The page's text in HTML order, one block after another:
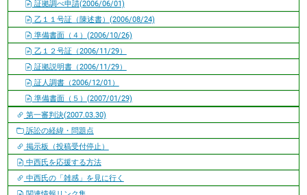
証拠調べ申請(2006/06/01)
乙１１号証（陳述書）(2006/08/24)
準備書面（４）(2006/10/26)
乙１２号証（2006/11/29）
証拠説明書（2006/11/29）
証人調書（2006/12/01）
準備書面（５）(2007/01/29)
第一審判決(2007.03.30)
訴訟の経緯・問題点
掲示板（投稿受付停止）
中西氏を応援する方法
中西氏の「雑感」を見に行く